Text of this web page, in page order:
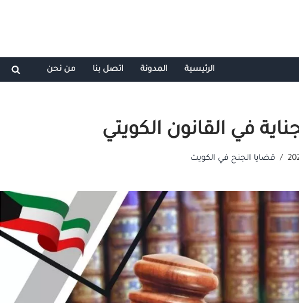
الرئيسية المدونة اتصل بنا من نحن
في القانون الكويتي
قضايا الجنح في الكويت